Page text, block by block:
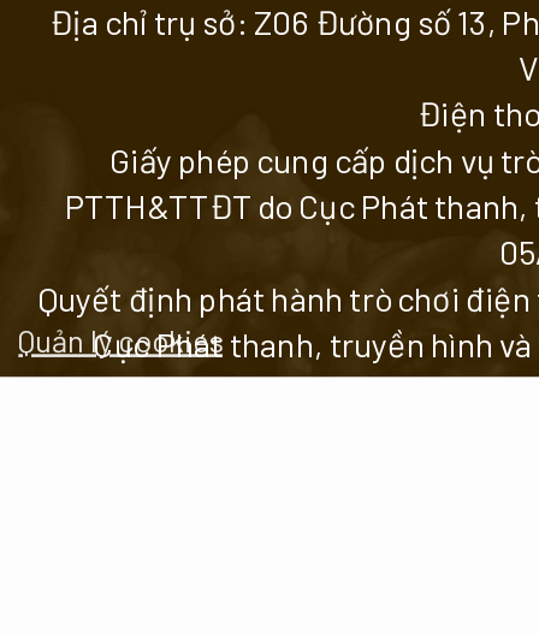
Địa chỉ trụ sở: Z06 Đường số 13,
Điện
Giấy phép cung cấp dịch vụ
PTTH&TTĐT do Cục Phát
Quyết định phát hành trò chơi
Cục Phát thanh, truyền hình
Quản lý cookies